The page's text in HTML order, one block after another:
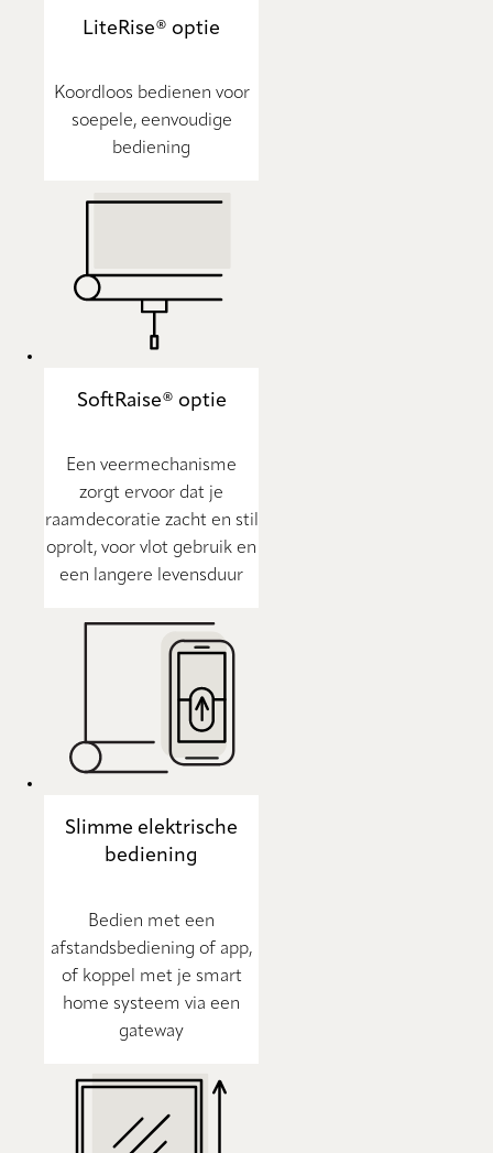
LiteRise® optie
Koordloos bedienen voor
soepele, eenvoudige
bediening
SoftRaise® optie
Een veermechanisme
zorgt ervoor dat je
raamdecoratie zacht en stil
oprolt, voor vlot gebruik en
een langere levensduur
Slimme elektrische
bediening
Bedien met een
afstandsbediening of app,
of koppel met je smart
home systeem via een
gateway